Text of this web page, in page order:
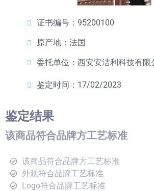
证书编号：95200100
原产地：法国
委托单位：西安安洁利科技有限
鉴定时间：17/02/2023
鉴定结果
该商品符合品牌方工艺标准
该商品符合品牌方工艺标准
外观符合品牌工艺标准
Logo符合品牌工艺标准